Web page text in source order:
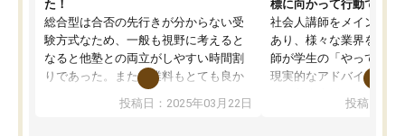
た！
総合型は合否の先行きが分からない受
験方式なため、一般も視野に考えると
なると他塾との両立がしやすい時間割
りであった。また授業料もとても良か
総合型の多くの塾は大学生が見ること
投稿日：2025年03月22日
標に向かって行動できる
社会人講師をメインとし
あり、様々な業界を経験
師が学生の「やってみた
現実的なアドバイスを行
分野について学生知識
投稿日：